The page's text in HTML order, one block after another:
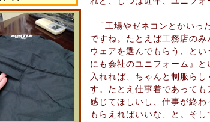
「工場やゼネコンとかいっ
ですね。たとえば工務店の
ウェアを選んでもらう、と
にも会社のユニフォーム』
入れれば、ちゃんと制服ら
す。たとえ仕事着であって
感じてほしいし、仕事が終
もらえればいいな、と。そ